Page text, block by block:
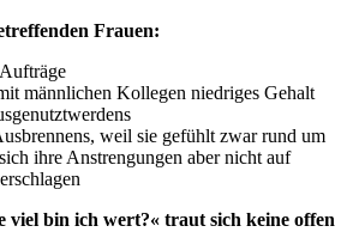
Frauen:
männlichen Kollegen niedriges Gehalt
weil sie gefühlt zwar rund um
ihre Anstrengungen aber nicht auf
viel bin ich wert?« traut sich keine offen